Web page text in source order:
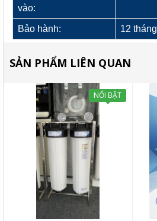
vào:
Bảo hành: 12 tháng
SẢN PHẨM LIÊN QUAN
NỔI BẬT